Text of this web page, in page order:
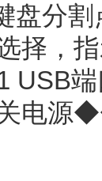
盘分割
择，
USB
电源